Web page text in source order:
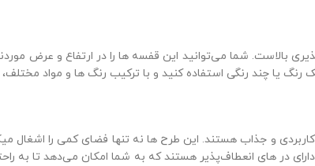
بالاست. شما می‌توانید این قفسه‌ ها را در ارتفاع و عرض
یا چند رنگی استفاده کنید و با ترکیب رنگ‌ ها و مواد مختلف،
و جذاب هستند. این طرح‌ ها نه تنها فضای کمی را اشغال
دارای در های انعطاف‌پذیر هستند که به شما امکان می‌دهد تا